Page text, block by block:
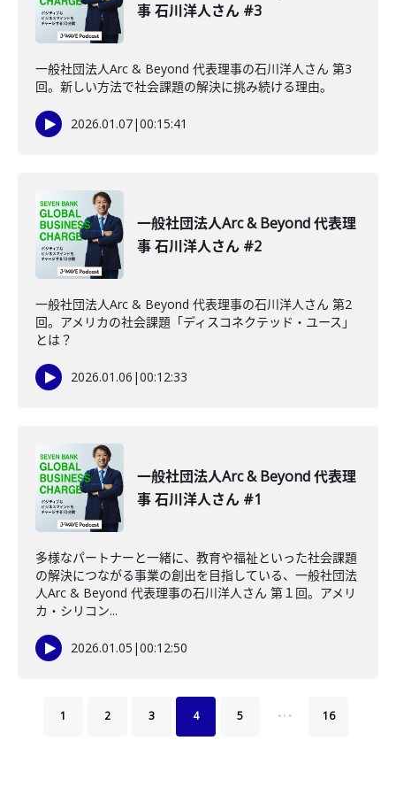
事 石川洋人さん #3
一般社団法人Arc & Beyond 代表理事の石川洋人さん 第3
回。新しい方法で社会課題の解決に挑み続ける理由。
2026.01.07|00:15:41
一般社団法人Arc & Beyond 代表理
事 石川洋人さん #2
一般社団法人Arc & Beyond 代表理事の石川洋人さん 第2
回。アメリカの社会課題「ディスコネクテッド・ユース」
とは？
2026.01.06 |00:12:33
一般社団法人Arc & Beyond 代表理
事 石川洋人さん #1
多様なパートナーと一緒に、教育や福祉といった社会課題
の解決につながる事業の創出を目指している、一般社団法
人Arc & Beyond 代表理事の石川洋人さん 第１回。アメリ
カ・シリコン...
2026.01.05 |00:12:50
1 2 3 4 5 … 16